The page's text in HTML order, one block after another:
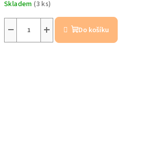
Skladem(3 ks)
+
− Do košíku